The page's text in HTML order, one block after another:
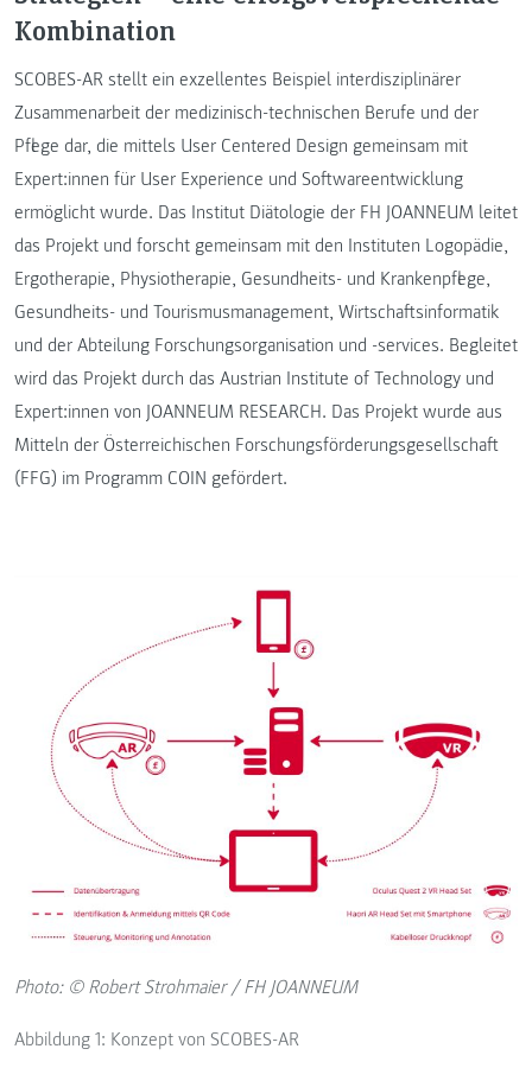
Kombination
SCOBES-AR stellt ein exzellentes Beispiel interdisziplinärer
Zusammenarbeit der medizinisch-technischen Berufe und der
Pflege dar, die mittels User Centered Design gemeinsam mit
Expert:innen für User Experience und Softwareentwicklung
ermöglicht wurde. Das Institut Diätologie der FH JOANNEUM leitet
das Projekt und forscht gemeinsam mit den Instituten Logopädie,
Ergotherapie, Physiotherapie, Gesundheits- und Krankenpflege,
Gesundheits- und Tourismusmanagement, Wirtschaftsinformatik
und der Abteilung Forschungsorganisation und -services. Begleitet
wird das Projekt durch das Austrian Institute of Technology und
Expert:innen von JOANNEUM RESEARCH. Das Projekt wurde aus
Mitteln der Österreichischen Forschungsförderungsgesellschaft
(FFG) im Programm COIN gefördert.
Photo: © Robert Strohmaier / FH JOANNEUM
Abbildung 1: Konzept von SCOBES-AR